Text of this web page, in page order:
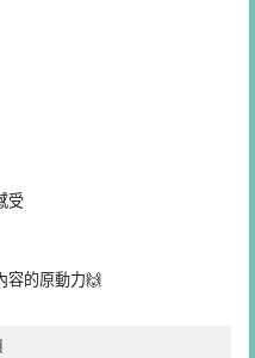
受
容的原動力🙌